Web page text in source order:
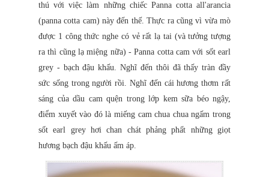
thú với việc làm những chiếc Panna cotta all'arancia
(panna cotta cam) này đến thế. Thực ra cũng vì vừa mò
được 1 công thức nghe có vẻ rất lạ tai (và tưởng tượng
ra thì cũng lạ miệng nữa) - Panna cotta cam với sốt earl
grey - bạch đậu khấu. Nghĩ đến thôi đã thấy tràn đầy
sức sống trong người rồi. Nghĩ đến cái hương thơm rất
sáng của dầu cam quện trong lớp kem sữa béo ngậy,
điểm xuyết vào đó là miếng cam chua chua ngấm trong
sốt earl grey hơi chan chát phảng phất những giọt
hương bạch đậu khấu ấm áp.